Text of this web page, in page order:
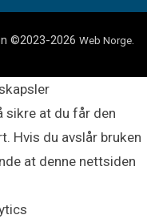
©2023-2026 Web Norge.
at du får den
Hvis du avslår bruken
at denne nettsiden